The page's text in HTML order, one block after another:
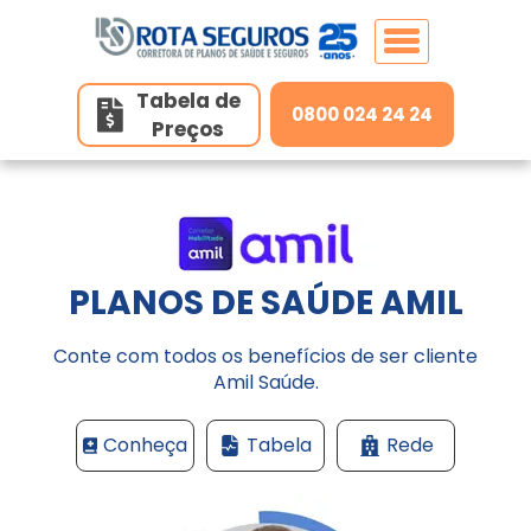
Home
Planos de Saúde
Planos de Saúde Individuais
MedSênior
MedGold
Seguros
Contato
Tabela de
Preços
0800 024 24 24
PLANOS DE SAÚDE AMIL
Conte com todos os benefícios de ser cliente
Amil Saúde.
Conheça Tabela Rede